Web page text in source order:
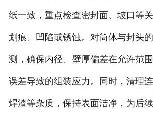
纸一致，重点检查密封面、坡口等
划痕、凹陷或锈蚀。对筒体与封头
测，确保内径、壁厚偏差在允许范
误差导致的组装应力。同时，清理连
焊渣等杂质，保持表面洁净，为后